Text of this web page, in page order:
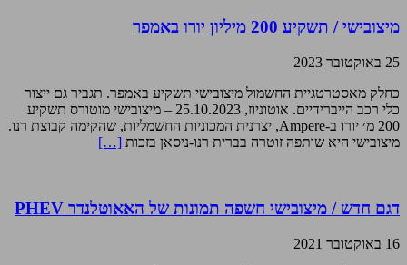
מיצובישי / תשקיע 200 מיליון יורו באמפר
25 באוקטובר 2023
כחלק מאסטרטגיית החשמול מיצובישי תשקיע באמפר. תגביר גם ייצור
כלי רכב הייברידיים. אוטוניוז, 25.10.2023 – מיצובישי מוטורס תשקיע
200 מ׳ יורו ב-Ampere, יצרנית המכוניות החשמליות, שהקימה קבוצת רנו.
מיצובישי היא שותפה זוטרה בברית רנו-ניסאן בזכות […]
דגם חדש / מיצובישי חשפה תמונות של האאוטלנדר PHEV
16 באוקטובר 2021